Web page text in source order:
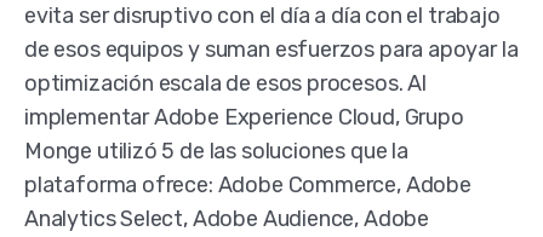
evita ser disruptivo con el día a día con el trabajo
de esos equipos y suman esfuerzos para apoyar la
optimización escala de esos procesos. Al
implementar Adobe Experience Cloud, Grupo
Monge utilizó 5 de las soluciones que la
plataforma ofrece: Adobe Commerce, Adobe
Analytics Select, Adobe Audience, Adobe